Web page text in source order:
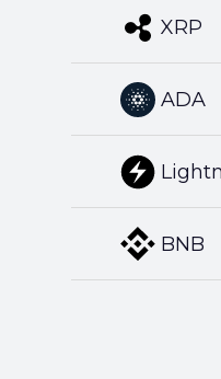
XRP
ADA
BNB